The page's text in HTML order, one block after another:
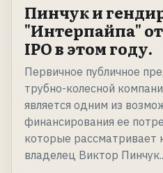
Пинчук и
"Интерпайпа"
IPO в этом году.
Первичное публичное
трубно-колесной
является одним из
финансирования ее
которые рассматривает
владелец Виктор